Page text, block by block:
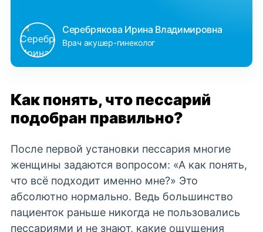
Серебрякова Ирина Владимировна
Врач акушер-гинеколог
Как понять, что пессарий
подобран правильно?
После первой установки пессария многие
женщины задаются вопросом: «А как понять,
что всё подходит именно мне?» Это
абсолютно нормально. Ведь большинство
пациенток раньше никогда не пользовались
пессариями и не знают, какие ощущения